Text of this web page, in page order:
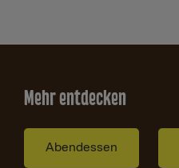
Mehr entdecken
Abendessen